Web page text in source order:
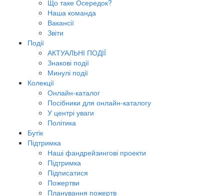
Що таке Осередок?
Наша команда
Вакансії
Звіти
Події
АКТУАЛЬНІ ПОДІЇ
Знакові події
Минулі події
Колекції
Онлайн-каталог
Посібники для онлайн-каталогу
У центрі уваги
Політика
Бутік
Підтримка
Наші фандрейзингові проекти
Підтримка
Підписатися
Пожертви
Планування пожертв